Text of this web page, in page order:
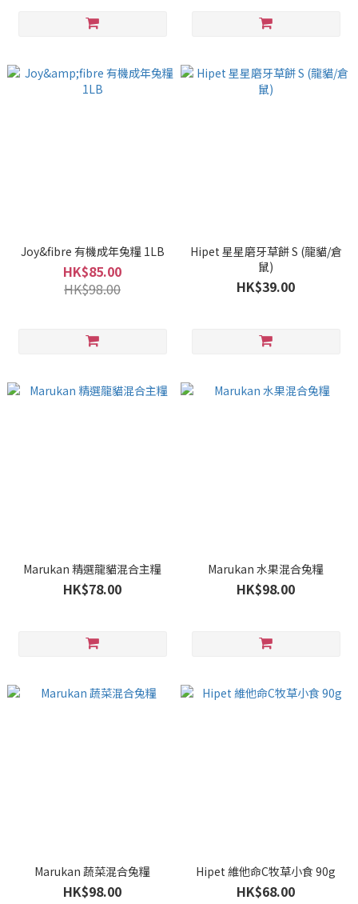
Joy&fibre 有機成年兔糧 1LB
HK$85.00
HK$98.00
Hipet 星星磨牙草餅 S (龍貓/倉
鼠)
HK$39.00
Marukan 精選龍貓混合主糧
HK$78.00
Marukan 水果混合兔糧
HK$98.00
Marukan 蔬菜混合兔糧
HK$98.00
Hipet 維他命C牧草小食 90g
HK$68.00